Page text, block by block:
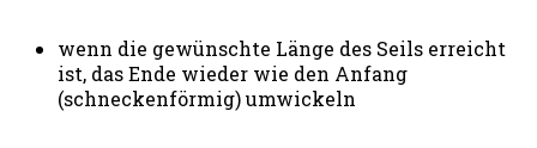
wenn die gewünschte Länge des Seils erreicht
ist, das Ende wieder wie den Anfang
(schneckenförmig) umwickeln